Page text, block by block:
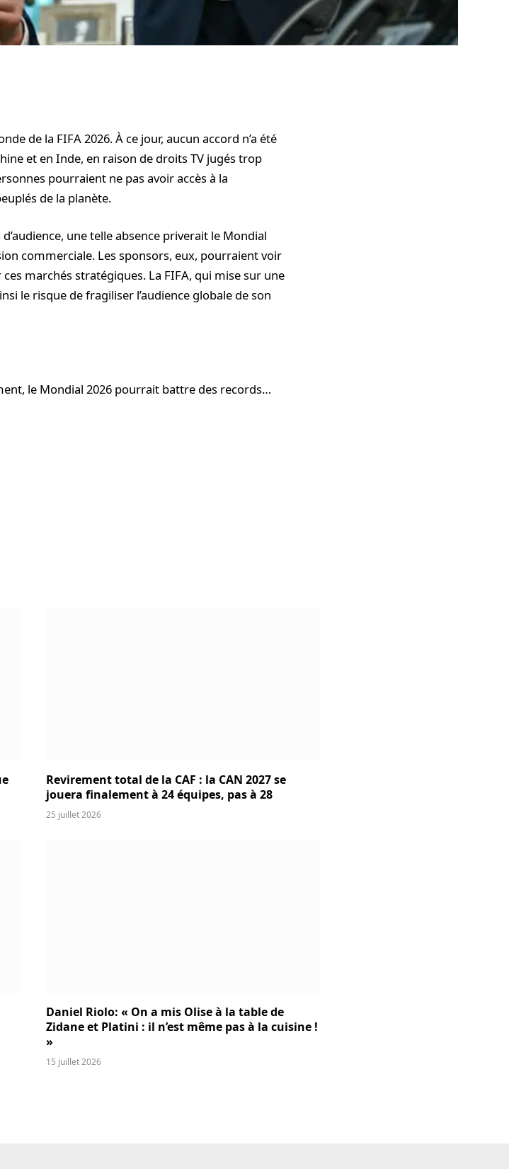
de la FIFA 2026. À ce jour, aucun accord n’a été
et en Inde, en raison de droits TV jugés trop
pourraient ne pas avoir accès à la
de la planète.
une telle absence priverait le Mondial
commerciale. Les sponsors, eux, pourraient voir
marchés stratégiques. La FIFA, qui mise sur une
le risque de fragiliser l’audience globale de son
le Mondial 2026 pourrait battre des records…
Revirement total de la CAF : la CAN 2027 se
jouera finalement à 24 équipes, pas à 28
25 juillet 2026
Daniel Riolo: « On a mis Olise à la table de
Zidane et Platini : il n’est même pas à la cuisine !
»
15 juillet 2026